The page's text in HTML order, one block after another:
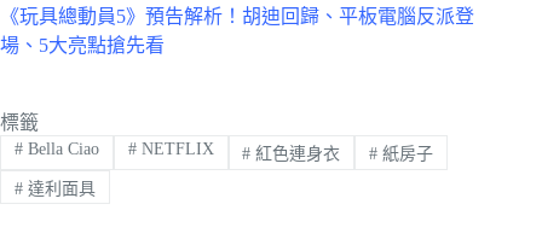
《玩具總動員5》預告解析！胡迪回歸、平板電腦反派登
場、5大亮點搶先看
標籤
#Bella Ciao #NETFLIX # 紅色連身衣 # 紙房子
#達利面具